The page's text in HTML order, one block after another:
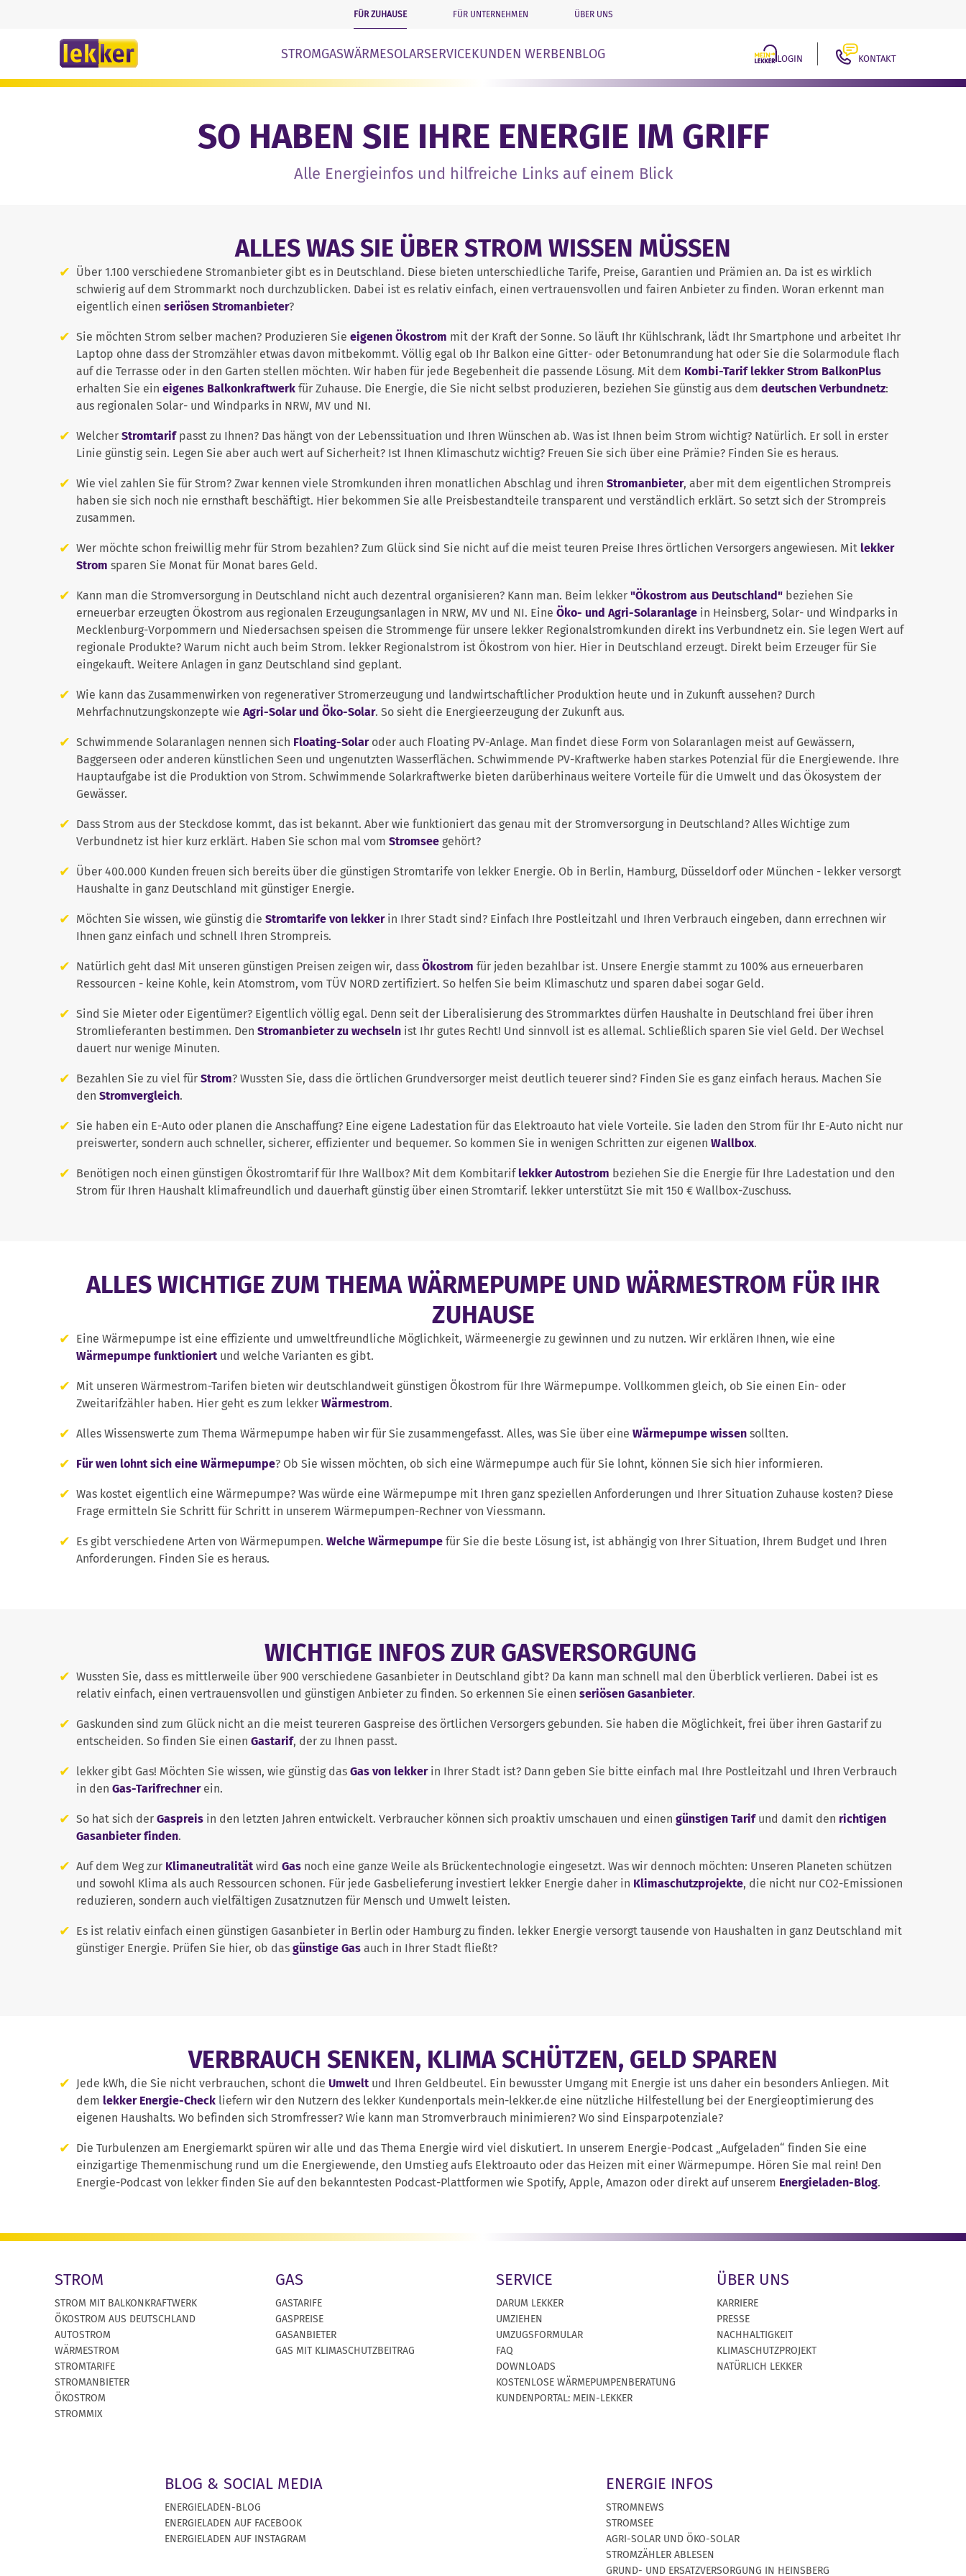
FÜR ZUHAUSE FÜR UNTERNEHMEN ÜBER UNS
STROMGASWÄRMESOLARSERVICEKUNDEN WERBENBLOG LOGIN KONTAKT
SO HABEN SIE IHRE ENERGIE IM GRIFF
Alle Energieinfos und hilfreiche Links auf einem Blick
ALLES WAS SIE ÜBER STROM WISSEN MÜSSEN
Über 1.100 verschiedene Stromanbieter gibt es in Deutschland. Diese bieten unterschiedliche Tarife, Preise, Garantien und Prämien an. Da ist es wirklich
schwierig auf dem Strommarkt noch durchzublicken. Dabei ist es relativ einfach, einen vertrauensvollen und fairen Anbieter zu finden. Woran erkennt man
eigentlich einen seriösen Stromanbieter?
Sie möchten Strom selber machen? Produzieren Sie eigenen Ökostrom mit der Kraft der Sonne. So läuft Ihr Kühlschrank, lädt Ihr Smartphone und arbeitet Ihr
Laptop ohne dass der Stromzähler etwas davon mitbekommt. Völlig egal ob Ihr Balkon eine Gitter- oder Betonumrandung hat oder Sie die Solarmodule flach
auf die Terrasse oder in den Garten stellen möchten. Wir haben für jede Begebenheit die passende Lösung. Mit dem Kombi-Tarif lekker Strom BalkonPlus
erhalten Sie ein eigenes Balkonkraftwerk für Zuhause. Die Energie, die Sie nicht selbst produzieren, beziehen Sie günstig aus dem deutschen Verbundnetz:
aus regionalen Solar- und Windparks in NRW, MV und NI.
Welcher Stromtarifpasst zu Ihnen? Das hängt von der Lebenssituation und Ihren Wünschen ab. Was ist Ihnen beim Strom wichtig? Natürlich. Er soll in erster
Linie günstig sein. Legen Sie aber auch wert auf Sicherheit? Ist Ihnen Klimaschutz wichtig? Freuen Sie sich über eine Prämie? Finden Sie es heraus.
Wie viel zahlen Sie für Strom? Zwar kennen viele Stromkunden ihren monatlichen Abschlag und ihren Stromanbieter, aber mit dem eigentlichen Strompreis
haben sie sich noch nie ernsthaft beschäftigt. Hier bekommen Sie alle Preisbestandteile transparent und verständlich erklärt. So setzt sich der Strompreis
zusammen.
Wer möchte schon freiwillig mehr für Strom bezahlen? Zum Glück sind Sie nicht auf die meist teuren Preise Ihres örtlichen Versorgers angewiesen. Mit lekker
Strom sparen Sie Monat für Monat bares Geld.
Kann man die Stromversorgung in Deutschland nicht auch dezentral organisieren? Kann man. Beim lekker "Ökostrom aus Deutschland" beziehen Sie
erneuerbar erzeugten Ökostrom aus regionalen Erzeugungsanlagen in NRW, MV und NI. Eine Öko- und Agri-Solaranlage in Heinsberg, Solar- und Windparks in
Mecklenburg-Vorpommern und Niedersachsen speisen die Strommenge für unsere lekker Regionalstromkunden direkt ins Verbundnetz ein. Sie legen Wert auf
regionale Produkte? Warum nicht auch beim Strom. lekker Regionalstrom ist Ökostrom von hier. Hier in Deutschland erzeugt. Direkt beim Erzeuger für Sie
eingekauft. Weitere Anlagen in ganz Deutschland sind geplant.
Wie kann das Zusammenwirken von regenerativer Stromerzeugung und landwirtschaftlicher Produktion heute und in Zukunft aussehen? Durch
Mehrfachnutzungskonzepte wie Agri-Solar und Öko-Solar. So sieht die Energieerzeugung der Zukunft aus.
Schwimmende Solaranlagen nennen sich Floating-Solaroder auch Floating PV-Anlage. Man findet diese Form von Solaranlagen meist auf Gewässern,
Baggerseen oder anderen künstlichen Seen und ungenutzten Wasserflächen. Schwimmende PV-Kraftwerke haben starkes Potenzial für die Energiewende. Ihre
Hauptaufgabe ist die Produktion von Strom. Schwimmende Solarkraftwerke bieten darüberhinaus weitere Vorteile für die Umwelt und das Ökosystem der
Gewässer.
Dass Strom aus der Steckdose kommt, das ist bekannt. Aber wie funktioniert das genau mit der Stromversorgung in Deutschland? Alles Wichtige zum
Verbundnetz ist hier kurz erklärt. Haben Sie schon mal vom Stromsee gehört?
Über 400.000 Kunden freuen sich bereits über die günstigen Stromtarife von lekker Energie. Ob in Berlin, Hamburg, Düsseldorf oder München - lekker versorgt
Haushalte in ganz Deutschland mit günstiger Energie.
Möchten Sie wissen, wie günstig die Stromtarife von lekkerin Ihrer Stadt sind? Einfach Ihre Postleitzahl und Ihren Verbrauch eingeben, dann errechnen wir
Ihnen ganz einfach und schnell Ihren Strompreis.
Natürlich geht das! Mit unseren günstigen Preisen zeigen wir, dass Ökostrom für jeden bezahlbar ist. Unsere Energie stammt zu 100% aus erneuerbaren
Ressourcen - keine Kohle, kein Atomstrom, vom TÜV NORD zertifiziert. So helfen Sie beim Klimaschutz und sparen dabei sogar Geld.
Sind Sie Mieter oder Eigentümer? Eigentlich völlig egal. Denn seit der Liberalisierung des Strommarktes dürfen Haushalte in Deutschland frei über ihren
Stromlieferanten bestimmen. Den Stromanbieter zu wechseln ist Ihr gutes Recht! Und sinnvoll ist es allemal. Schließlich sparen Sie viel Geld. Der Wechsel
dauert nur wenige Minuten.
Bezahlen Sie zu viel für Strom? Wussten Sie, dass die örtlichen Grundversorger meist deutlich teuerer sind? Finden Sie es ganz einfach heraus. Machen Sie
den Stromvergleich.
Sie haben ein E-Auto oder planen die Anschaffung? Eine eigene Ladestation für das Elektroauto hat viele Vorteile. Sie laden den Strom für Ihr E-Auto nicht nur
preiswerter, sondern auch schneller, sicherer, effizienter und bequemer. So kommen Sie in wenigen Schritten zur eigenen Wallbox.
Benötigen noch einen günstigen Ökostromtarif für Ihre Wallbox? Mit dem Kombitarif lekker Autostrom beziehen Sie die Energie für Ihre Ladestation und den
Strom für Ihren Haushalt klimafreundlich und dauerhaft günstig über einen Stromtarif. lekker unterstützt Sie mit 150 € Wallbox-Zuschuss.
ALLES WICHTIGE ZUM THEMA WÄRMEPUMPE UND WÄRMESTROM FÜR IHR
ZUHAUSE
Eine Wärmepumpe ist eine effiziente und umweltfreundliche Möglichkeit, Wärmeenergie zu gewinnen und zu nutzen. Wir erklären Ihnen, wie eine
Wärmepumpe funktioniert und welche Varianten es gibt.
Mit unseren Wärmestrom-Tarifen bieten wir deutschlandweit günstigen Ökostrom für Ihre Wärmepumpe. Vollkommen gleich, ob Sie einen Ein- oder
Zweitarifzähler haben. Hier geht es zum lekker Wärmestrom.
Alles Wissenswerte zum Thema Wärmepumpe haben wir für Sie zusammengefasst. Alles, was Sie über eine Wärmepumpe wissen sollten.
Für wen lohnt sich eine Wärmepumpe? Ob Sie wissen möchten, ob sich eine Wärmepumpe auch für Sie lohnt, können Sie sich hier informieren.
Was kostet eigentlich eine Wärmepumpe? Was würde eine Wärmepumpe mit Ihren ganz speziellen Anforderungen und Ihrer Situation Zuhause kosten? Diese
Frage ermitteln Sie Schritt für Schritt in unserem Wärmepumpen-Rechner von Viessmann.
Es gibt verschiedene Arten von Wärmepumpen. Welche Wärmepumpe für Sie die beste Lösung ist, ist abhängig von Ihrer Situation, Ihrem Budget und Ihren
Anforderungen. Finden Sie es heraus.
WICHTIGE INFOS ZUR GASVERSORGUNG
Wussten Sie, dass es mittlerweile über 900 verschiedene Gasanbieter in Deutschland gibt? Da kann man schnell mal den Überblick verlieren. Dabei ist es
relativ einfach, einen vertrauensvollen und günstigen Anbieter zu finden. So erkennen Sie einen seriösen Gasanbieter.
Gaskunden sind zum Glück nicht an die meist teureren Gaspreise des örtlichen Versorgers gebunden. Sie haben die Möglichkeit, frei über ihren Gastarif zu
entscheiden. So finden Sie einen Gastarif, der zu Ihnen passt.
lekker gibt Gas! Möchten Sie wissen, wie günstig das Gas von lekkerin Ihrer Stadt ist? Dann geben Sie bitte einfach mal Ihre Postleitzahl und Ihren Verbrauch
in den Gas-Tarifrechnerein.
So hat sich der Gaspreis in den letzten Jahren entwickelt. Verbraucher können sich proaktiv umschauen und einen günstigen Tarifund damit den richtigen
Gasanbieter finden.
Auf dem Weg zur Klimaneutralität wird Gas noch eine ganze Weile als Brückentechnologie eingesetzt. Was wir dennoch möchten: Unseren Planeten schützen
und sowohl Klima als auch Ressourcen schonen. Für jede Gasbelieferung investiert lekker Energie daher in Klimaschutzprojekte, die nicht nur CO2-Emissionen
reduzieren, sondern auch vielfältigen Zusatznutzen für Mensch und Umwelt leisten.
Es ist relativ einfach einen günstigen Gasanbieter in Berlin oder Hamburg zu finden. lekker Energie versorgt tausende von Haushalten in ganz Deutschland mit
günstiger Energie. Prüfen Sie hier, ob das günstige Gas auch in Ihrer Stadt fließt?
VERBRAUCH SENKEN, KLIMA SCHÜTZEN, GELD SPAREN
Jede kWh, die Sie nicht verbrauchen, schont die Umwelt und Ihren Geldbeutel. Ein bewusster Umgang mit Energie ist uns daher ein besonders Anliegen. Mit
dem lekker Energie-Check liefern wir den Nutzern des lekker Kundenportals mein-lekker.de eine nützliche Hilfestellung bei der Energieoptimierung des
eigenen Haushalts. Wo befinden sich Stromfresser? Wie kann man Stromverbrauch minimieren? Wo sind Einsparpotenziale?
Die Turbulenzen am Energiemarkt spüren wir alle und das Thema Energie wird viel diskutiert. In unserem Energie-Podcast „Aufgeladen“ finden Sie eine
einzigartige Themenmischung rund um die Energiewende, den Umstieg aufs Elektroauto oder das Heizen mit einer Wärmepumpe. Hören Sie mal rein! Den
Energie-Podcast von lekker finden Sie auf den bekanntesten Podcast-Plattformen wie Spotify, Apple, Amazon oder direkt auf unserem Energieladen-Blog.
STROM
STROM MIT BALKONKRAFTWERK
ÖKOSTROM AUS DEUTSCHLAND
AUTOSTROM
WÄRMESTROM
STROMTARIFE
STROMANBIETER
ÖKOSTROM
STROMMIX
GAS
GASTARIFE
GASPREISE
GASANBIETER
GAS MIT KLIMASCHUTZBEITRAG
SERVICE
DARUM LEKKER
UMZIEHEN
UMZUGSFORMULAR
FAQ
DOWNLOADS
KOSTENLOSE WÄRMEPUMPENBERATUNG
KUNDENPORTAL: MEIN-LEKKER
ÜBER UNS
KARRIERE
PRESSE
NACHHALTIGKEIT
KLIMASCHUTZPROJEKT
NATÜRLICH LEKKER
BLOG & SOCIAL MEDIA
ENERGIELADEN-BLOG
ENERGIELADEN AUF FACEBOOK
ENERGIELADEN AUF INSTAGRAM
ENERGIE INFOS
STROMNEWS
STROMSEE
AGRI-SOLAR UND ÖKO-SOLAR
STROMZÄHLER ABLESEN
GRUND- UND ERSATZVERSORGUNG IN HEINSBERG